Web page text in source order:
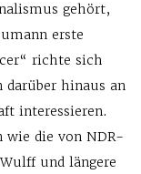
gehört,
erste
richte sich
darüber hinaus an
interessieren.
wie die von NDR-
und längere